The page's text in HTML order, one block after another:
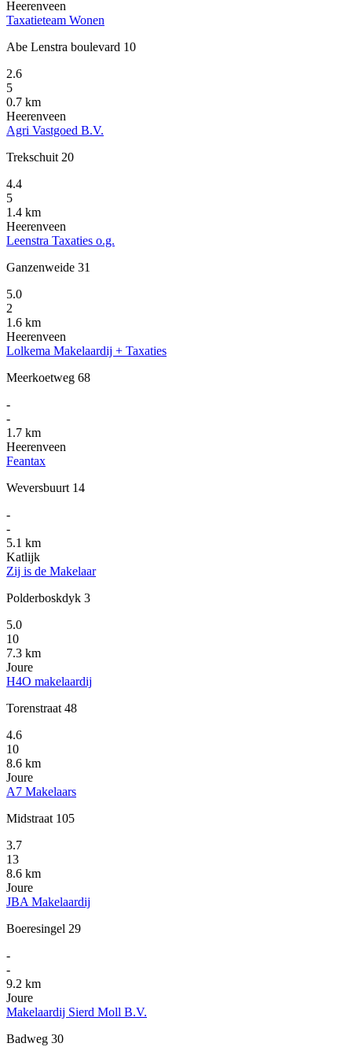
Heerenveen
Taxatieteam Wonen
Abe Lenstra boulevard 10
2.6
5
0.7 km
Heerenveen
Agri Vastgoed B.V.
Trekschuit 20
4.4
5
1.4 km
Heerenveen
Leenstra Taxaties o.g.
Ganzenweide 31
5.0
2
1.6 km
Heerenveen
Lolkema Makelaardij + Taxaties
Meerkoetweg 68
-
-
1.7 km
Heerenveen
Feantax
Weversbuurt 14
-
-
5.1 km
Katlijk
Zij is de Makelaar
Polderboskdyk 3
5.0
10
7.3 km
Joure
H4O makelaardij
Torenstraat 48
4.6
10
8.6 km
Joure
A7 Makelaars
Midstraat 105
3.7
13
8.6 km
Joure
JBA Makelaardij
Boeresingel 29
-
-
9.2 km
Joure
Makelaardij Sierd Moll B.V.
Badweg 30